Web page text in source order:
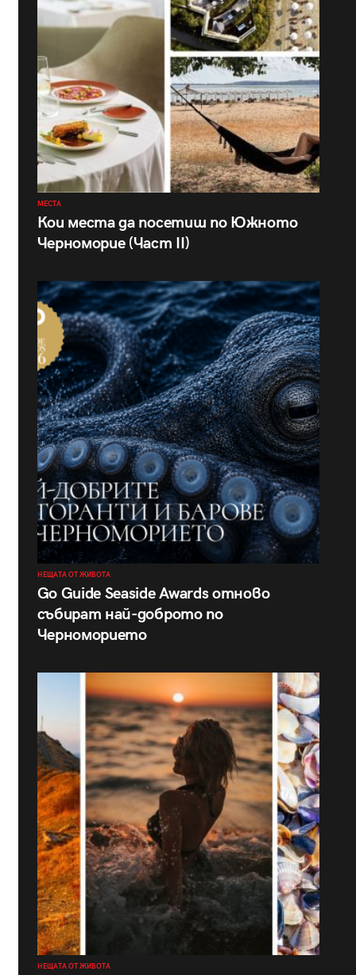
МЕСТА
Кои места да посетиш по Южното
Черноморие (Част II)
НЕЩАТА ОТ ЖИВОТА
Go Guide Seaside Awards отново
събират най-доброто по
Черноморието
НЕЩАТА ОТ ЖИВОТА